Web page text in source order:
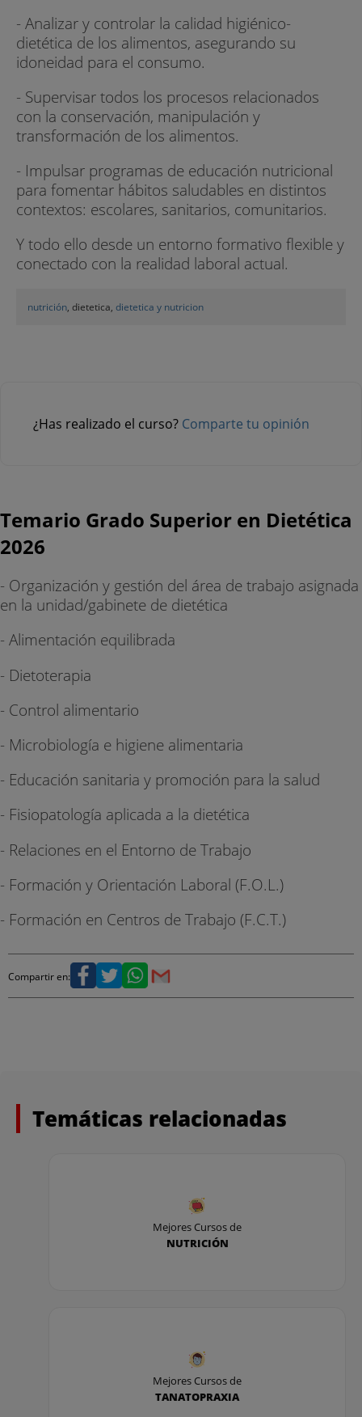
- Analizar y controlar la calidad higiénico-
dietética de los alimentos, asegurando su
idoneidad para el consumo.
- Supervisar todos los procesos relacionados
con la conservación, manipulación y
transformación de los alimentos.
- Impulsar programas de educación nutricional
para fomentar hábitos saludables en distintos
contextos: escolares, sanitarios, comunitarios.
Y todo ello desde un entorno formativo flexible y
conectado con la realidad laboral actual.
nutrición, dietetica, dietetica y nutricion
¿Has realizado el curso? Comparte tu opinión
Temario Grado Superior en Dietética
2026
- Organización y gestión del área de trabajo asignada
en la unidad/gabinete de dietética
- Alimentación equilibrada
- Dietoterapia
- Control alimentario
- Microbiología e higiene alimentaria
- Educación sanitaria y promoción para la salud
- Fisiopatología aplicada a la dietética
- Relaciones en el Entorno de Trabajo
- Formación y Orientación Laboral (F.O.L.)
- Formación en Centros de Trabajo (F.C.T.)
Compartir en:
Temáticas relacionadas
Mejores Cursos de
NUTRICIÓN
Mejores Cursos de
TANATOPRAXIA